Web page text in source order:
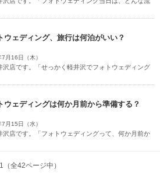
ウェディング、旅行は何泊がいい？
月16日（木）
沢店です。「せっかく軽井沢でフォトウェディング
ウェディングは何か月前から準備する？
月15日（水）
沢店です。「フォトウェディングって、何か月前か
1（全42ページ中）